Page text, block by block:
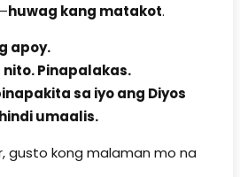
huwag kang matakot.
apoy.
Pinapalakas.
sa iyo ang Diyos
umaalis.
gusto kong malaman mo na